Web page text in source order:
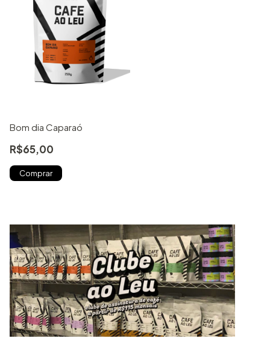
Bom dia Caparaó
R$65,00
Comprar